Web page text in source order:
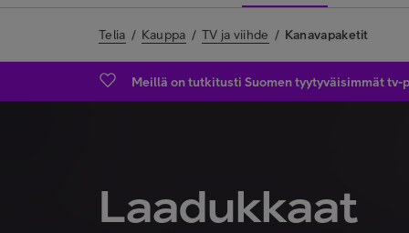
Telia / Kauppa / TV ja viihde / Kanavapaketit
Meillä on tutkitusti Suomen tyytyväisimmät
Laadukkaat